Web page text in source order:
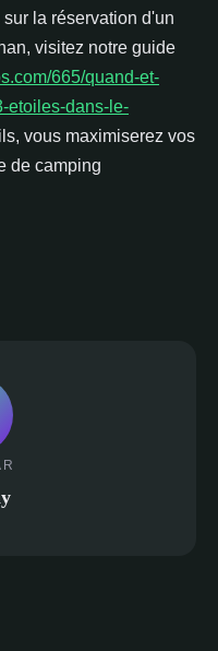
la réservation d'un
visitez notre guide
665/quand-et-
etoiles-dans-le-
vous maximiserez vos
de camping